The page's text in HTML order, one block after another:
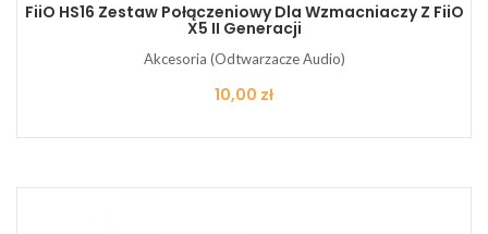
FiiO HS16 Zestaw Połączeniowy Dla Wzmacniaczy Z FiiO
X5 II Generacji
Akcesoria (Odtwarzacze Audio)
Cena
10,00 zł